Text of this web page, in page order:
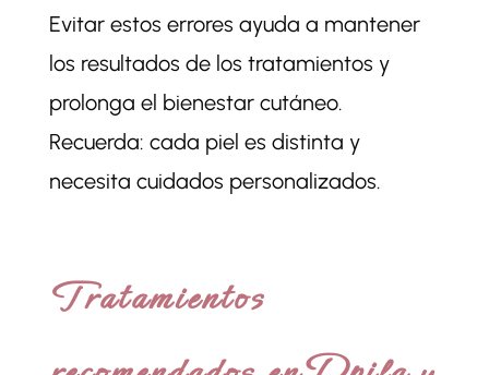
Evitar estos errores ayuda a mantener
los resultados de los tratamientos y
prolonga el bienestar cutáneo.
Recuerda: cada piel es distinta y
necesita cuidados personalizados.
Tratamientos